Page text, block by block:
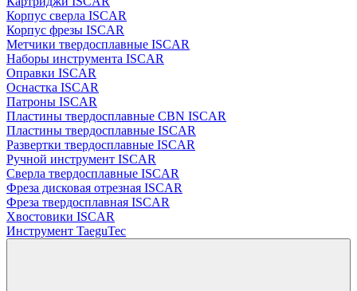
Корпус сверла ISCAR
Корпус фрезы ISCAR
Метчики твердосплавные ISCAR
Наборы инструмента ISCAR
Оправки ISCAR
Оснастка ISCAR
Патроны ISCAR
Пластины твердосплавные CBN ISCAR
Пластины твердосплавные ISCAR
Развертки твердосплавные ISCAR
Ручной инструмент ISCAR
Сверла твердосплавные ISCAR
Фреза дисковая отрезная ISCAR
Фреза твердосплавная ISCAR
Хвостовики ISCAR
Инструмент TaeguTec